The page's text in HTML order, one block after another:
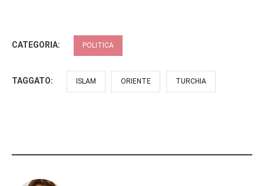
CATEGORIA: POLITICA
TAGGATO: ISLAM ORIENTE TURCHIA